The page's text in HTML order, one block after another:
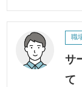
サ
て
職